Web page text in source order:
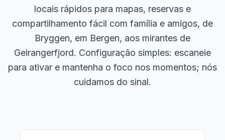
locais rápidos para mapas, reservas e
compartilhamento fácil com família e amigos, de
Bryggen, em Bergen, aos mirantes de
Geirangerfjord. Configuração simples: escaneie
para ativar e mantenha o foco nos momentos; nós
cuidamos do sinal.